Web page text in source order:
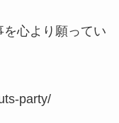
心より願ってい
party/